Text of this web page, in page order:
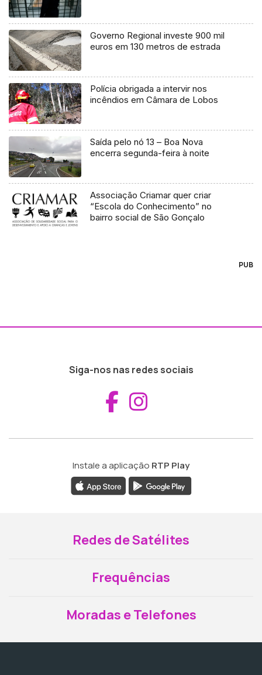
Governo Regional investe 900 mil
euros em 130 metros de estrada
Polícia obrigada a intervir nos
incêndios em Câmara de Lobos
Saída pelo nó 13 – Boa Nova
encerra segunda-feira à noite
Associação Criamar quer criar
“Escola do Conhecimento” no
bairro social de São Gonçalo
PUB
Siga-nos nas redes sociais
Aceder ao
Instale a aplicação RTP Play
Redes de Satélites
Frequências
Moradas e Telefones